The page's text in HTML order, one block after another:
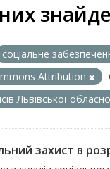
соціальне
Attribution
Львівської
захист в